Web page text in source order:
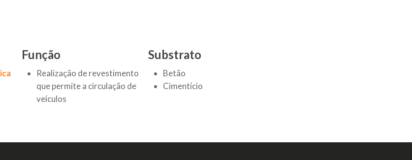
Função
Realização de revestimento
que permite a circulação de
veículos
Substrato
Betão
Cimentício